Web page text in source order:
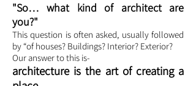
"So… what kind of architect are
you?"
This question is often asked, usually followed
by “of houses? Buildings? Interior? Exterior?
Our answer to this is-
architecture is the art of creating a